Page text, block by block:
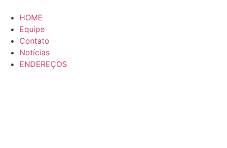
para
conteúdo
HOME
Equipe
Contato
Notícias
ENDEREÇOS